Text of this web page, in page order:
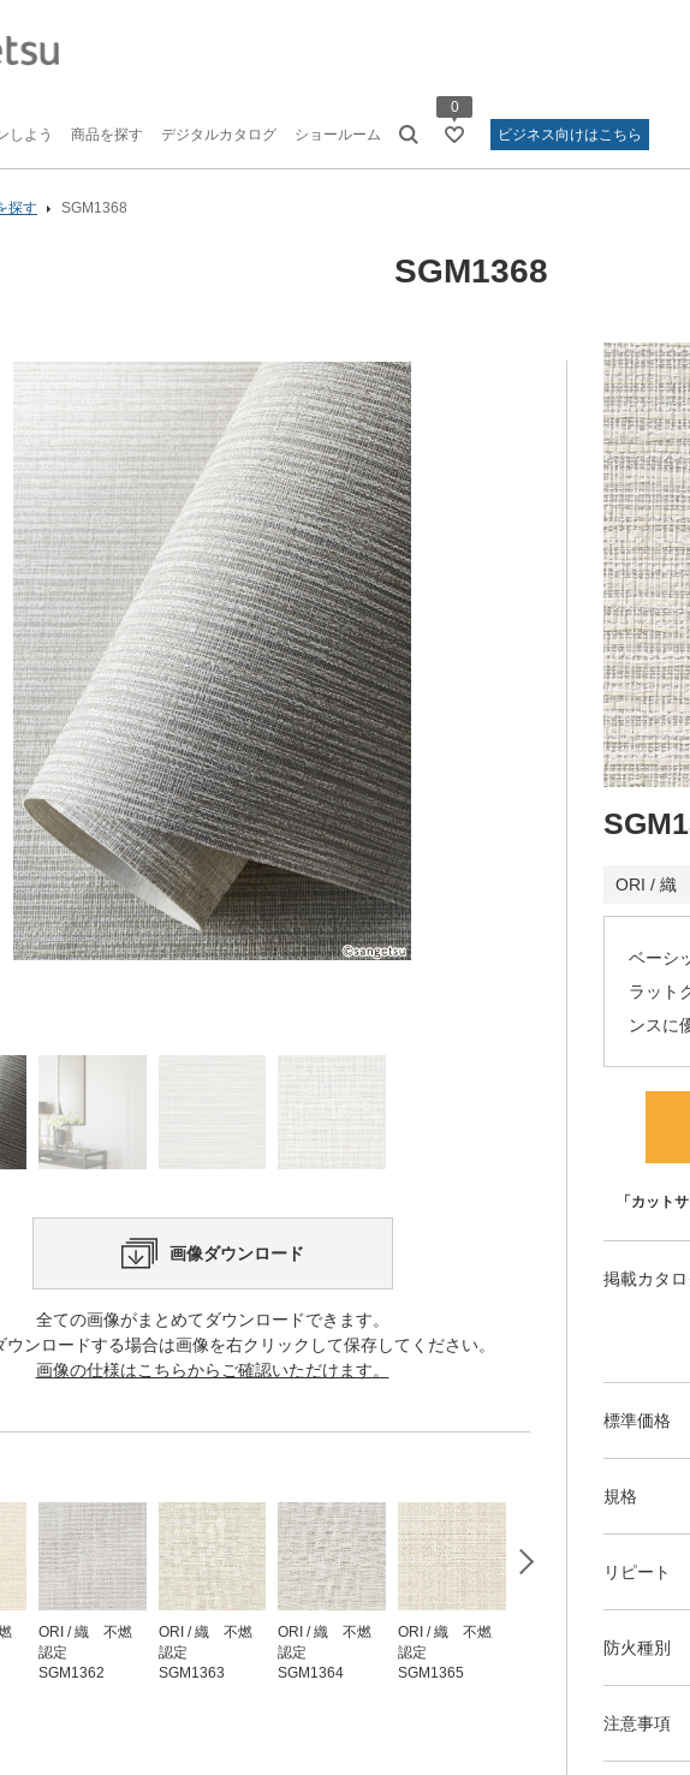
しよう 商品を探す デジタルカタログ ショールーム
0
ビジネス向けはこちら
探す SGM1368
SGM1368
画像ダウンロード
全ての画像がまとめてダウンロードできます。
ウンロードする場合は画像を右クリックして保存してください。
画像の仕様はこちらからご確認いただけます。
ORI / 織 不燃
認定
SGM1362
ORI / 織 不燃
認定
SGM1363
ORI / 織 不燃
認定
SGM1364
ORI / 織 不燃
認定
SGM1365
認定
ORI / 織
ベーシ
ラット
ンスに
「カット
掲載カタ
標準価格
規格
リピート
防火種別
注意事項